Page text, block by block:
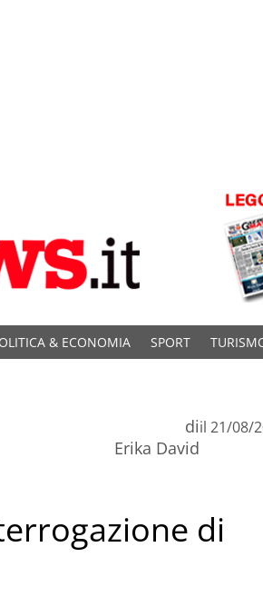
& ECONOMIA SPORT
di
Erika David
il 21/08/
di